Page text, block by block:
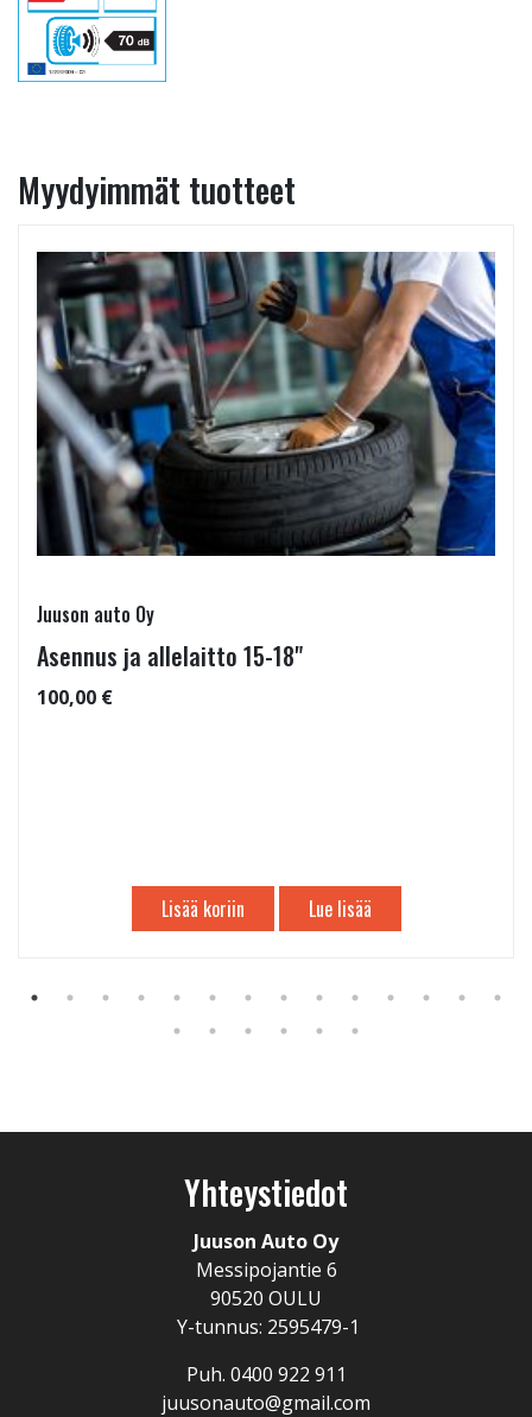
Myydyimmät tuotteet
Juuson auto Oy
Asennus ja allelaitto 15-18"
100,00 €
Lisää koriin Lue lisää
Yhteystiedot
Juuson Auto Oy
Messipojantie 6
90520 OULU
Y-tunnus: 2595479-1
Puh. 0400 922 911
juusonauto@gmail.com